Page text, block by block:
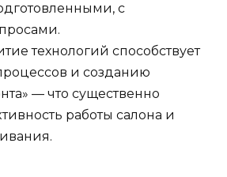
с
технологий способствует
и созданию
— что существенно
работы салона и